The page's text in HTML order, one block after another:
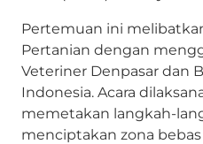
Pertemuan ini
Pertanian dengan
Veteriner Denpasar dan
Indonesia. Acara
memetakan langkah-
menciptakan zona